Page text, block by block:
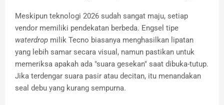
Meskipun teknologi 2026 sudah sangat maju, setiap
vendor memiliki pendekatan berbeda. Engsel tipe
waterdrop milik Tecno biasanya menghasilkan lipatan
yang lebih samar secara visual, namun pastikan untuk
memeriksa apakah ada "suara gesekan" saat dibuka-tutup.
Jika terdengar suara pasir atau decitan, itu menandakan
seal debu yang kurang sempurna.